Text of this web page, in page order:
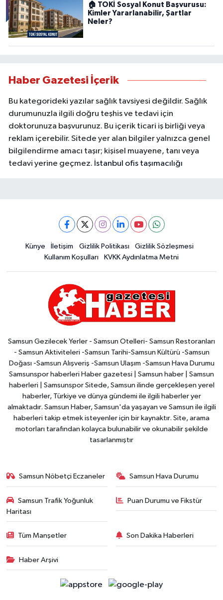
🏠 TOKİ Sosyal Konut Başvurusu:
Kimler Yararlanabilir, Şartlar
Neler?
Haber Gazetesi İçerik
Bu kategorideki yazılar sağlık tavsiyesi değildir. Sağlık
durumunuzla ilgili doğru teşhis ve tedavi için
doktorunuza başvurunuz. Bu içerik ticari iş birliği veya
reklam içerebilir. Sitede yer alan bilgiler yalnızca genel
bilgilendirme amacı taşır; kişisel muayene, tanı veya
tedavi yerine geçmez. İstanbul ofis taşımacılığı
Künye İletişim Gizlilik Politikası
Gizlilik Sözleşmesi
Kullanım Koşulları
KVKK Aydınlatma Metni
Samsun Gezilecek Yerler - Samsun Otelleri- Samsun Restoranları
- Samsun Aktiviteleri -Samsun Tarihi-Samsun Kültürü -Samsun
Doğası -Samsun Alışveriş -Samsun Ulaşım -Samsun Hava Durumu
Samsunspor haberleri Haber gazetesi | Samsun haber | Samsun
haberleri | Samsunspor Sitede, Samsun ilinde gerçekleşen yerel
haberler, Türkiye ve dünya gündemi ile ilgili haberler yer
almaktadır. Samsun Haber, Samsun'da yaşayan ve Samsun ile ilgili
haberleri takip etmek isteyenler için bir kaynaktır. Site, arama
motorları tarafından kolayca bulunabilir ve okunabilir şekilde
tasarlanmıştır
Samsun Nöbetçi Eczaneler Samsun Hava Durumu
Samsun Trafik Yoğunluk
Haritası
Puan Durumu ve Fikstür
Tüm Manşetler Son Dakika Haberleri
Haber Arşivi